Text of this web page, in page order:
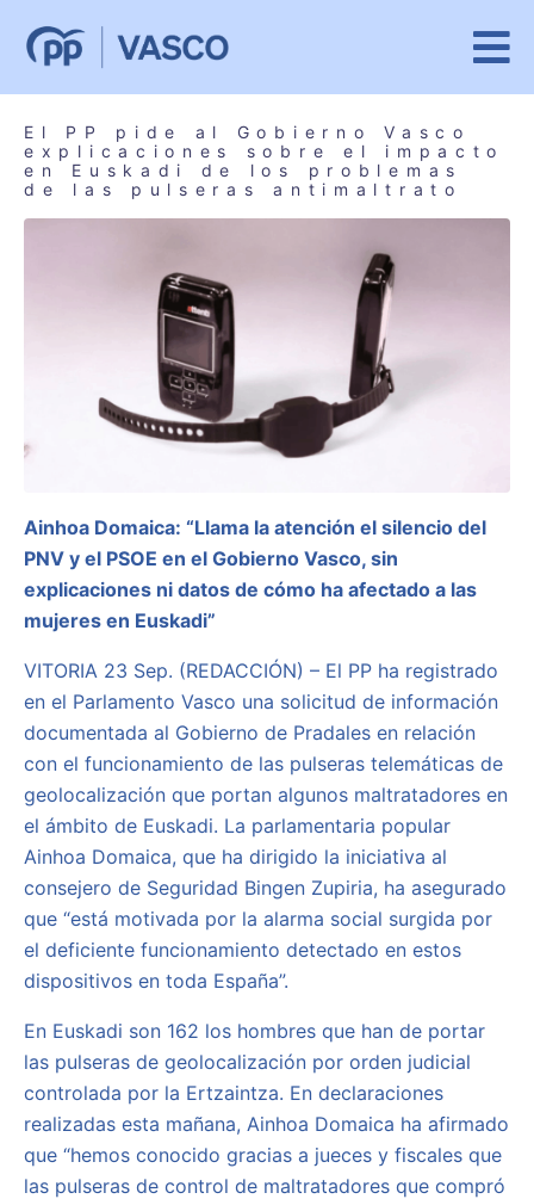
El PP pide al Gobierno Vasco
explicaciones sobre el impacto
en Euskadi de los problemas
de las pulseras antimaltrato
Ainhoa Domaica: “Llama la atención el silencio del
PNV y el PSOE en el Gobierno Vasco, sin
explicaciones ni datos de cómo ha afectado a las
mujeres en Euskadi”
VITORIA 23 Sep. (REDACCIÓN) – El PP ha registrado
en el Parlamento Vasco una solicitud de información
documentada al Gobierno de Pradales en relación
con el funcionamiento de las pulseras telemáticas de
geolocalización que portan algunos maltratadores en
el ámbito de Euskadi. La parlamentaria popular
Ainhoa Domaica, que ha dirigido la iniciativa al
consejero de Seguridad Bingen Zupiria, ha asegurado
que “está motivada por la alarma social surgida por
el deficiente funcionamiento detectado en estos
dispositivos en toda España”.
En Euskadi son 162 los hombres que han de portar
las pulseras de geolocalización por orden judicial
controlada por la Ertzaintza. En declaraciones
realizadas esta mañana, Ainhoa Domaica ha afirmado
que “hemos conocido gracias a jueces y fiscales que
las pulseras de control de maltratadores que compró